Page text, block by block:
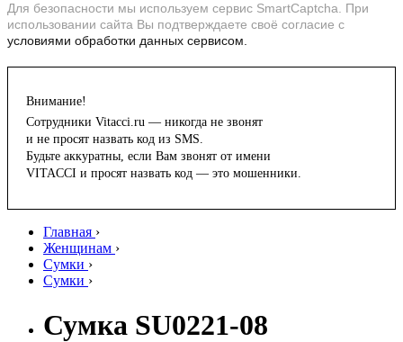
Для безопасности мы используем сервис SmartCaptcha. При
использовании сайта Вы подтверждаете своё согласие с
условиями обработки данных сервисом.
Внимание!
Сотрудники Vitacci.ru — никогда не звонят
и не просят назвать код из SMS.
Будьте аккуратны, если Вам звонят от имени
VITACCI и просят назвать код — это мошенники.
Главная ›
Женщинам ›
Сумки ›
Сумки ›
Сумка SU0221-08